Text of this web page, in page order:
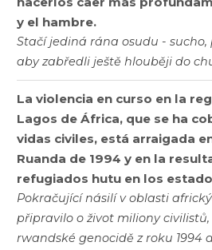
y el hambre.
Stačí jediná rána osudu - sucho,
aby zabředli ještě hlouběji do
La violencia en curso en la
Lagos de África, que se ha
vidas civiles, está arraigada
Ruanda de 1994 y en la
refugiados hutu en los
Pokračující násilí v oblasti
připravilo o život miliony
rwandské genocidě z roku 1994